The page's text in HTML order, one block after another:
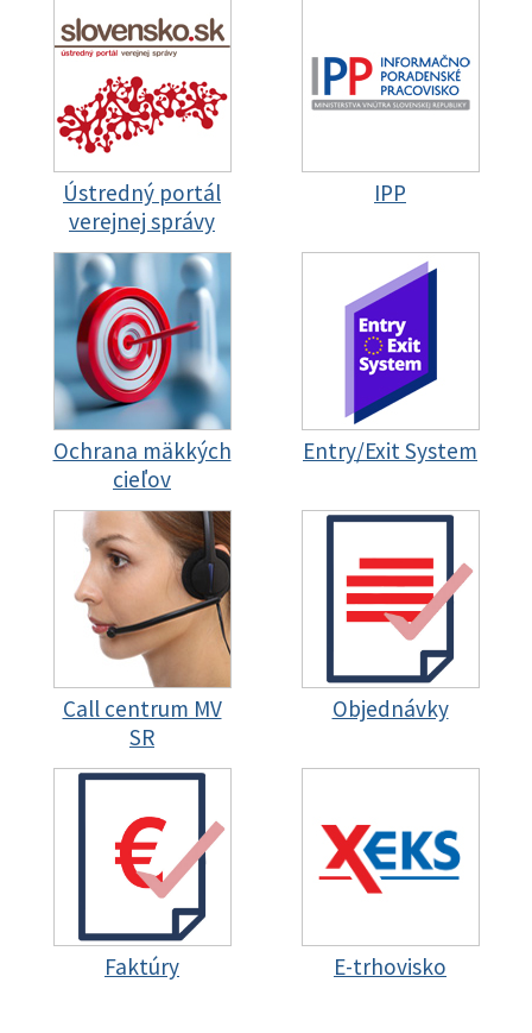
Ústredný portál
verejnej správy
IPP
Ochrana mäkkých
cieľov
Entry/Exit System
Call centrum MV
SR
Objednávky
Faktúry E-trhovisko